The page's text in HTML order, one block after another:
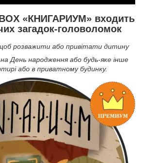
«КНИГАРИУМ» входить
загадок-головоломок
щоб розважити або привітати дитину
День народження або будь-яке інше
або в приватному будинку.